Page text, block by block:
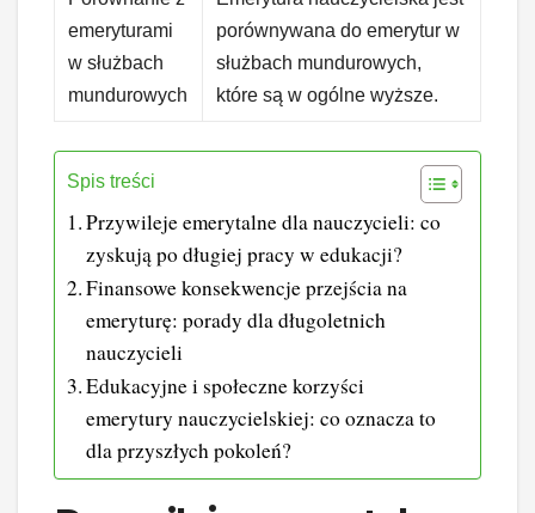
emeryturami
w służbach
mundurowych
porównywana do emerytur w
służbach mundurowych,
które są w ogólne wyższe.
Spis treści
Przywileje emerytalne dla nauczycieli: co
zyskują po długiej pracy w edukacji?
Finansowe konsekwencje przejścia na
emeryturę: porady dla długoletnich
nauczycieli
Edukacyjne i społeczne korzyści
emerytury nauczycielskiej: co oznacza to
dla przyszłych pokoleń?